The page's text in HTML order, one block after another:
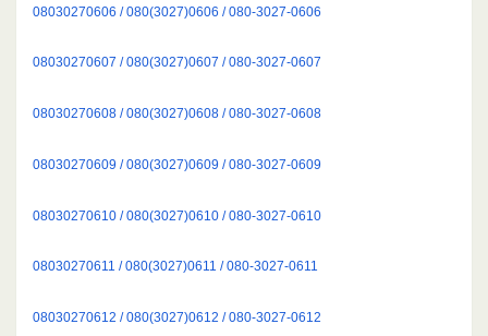
08030270606 / 080(3027)0606 / 080-3027-0606
08030270607 / 080(3027)0607 / 080-3027-0607
08030270608 / 080(3027)0608 / 080-3027-0608
08030270609 / 080(3027)0609 / 080-3027-0609
08030270610 / 080(3027)0610 / 080-3027-0610
08030270611 / 080(3027)0611 / 080-3027-0611
08030270612 / 080(3027)0612 / 080-3027-0612